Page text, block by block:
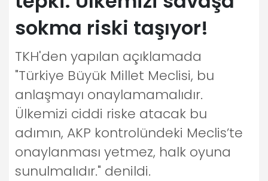
sokma riski taşıyor!
TKH'den yapılan açıklamada
"Türkiye Büyük Millet Meclisi, bu
anlaşmayı onaylamamalıdır.
Ülkemizi ciddi riske atacak bu
adımın, AKP kontrolündeki Meclis’te
onaylanması yetmez, halk oyuna
sunulmalıdır." denildi.